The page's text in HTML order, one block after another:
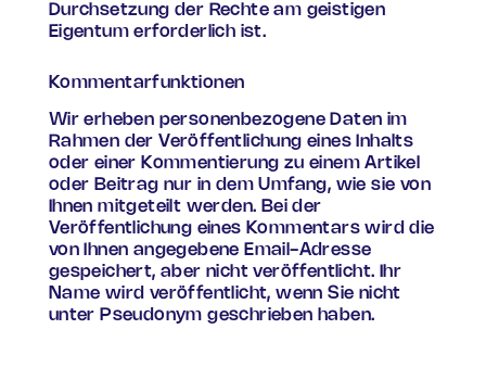
Durchsetzung der Rechte am geistigen
Eigentum erforderlich ist.
Kommentarfunktionen
Wir erheben personenbezogene Daten im
Rahmen der Veröffentlichung eines Inhalts
oder einer Kommentierung zu einem Artikel
oder Beitrag nur in dem Umfang, wie sie von
Ihnen mitgeteilt werden. Bei der
Veröffentlichung eines Kommentars wird die
von Ihnen angegebene Email-Adresse
gespeichert, aber nicht veröffentlicht. Ihr
Name wird veröffentlicht, wenn Sie nicht
unter Pseudonym geschrieben haben.